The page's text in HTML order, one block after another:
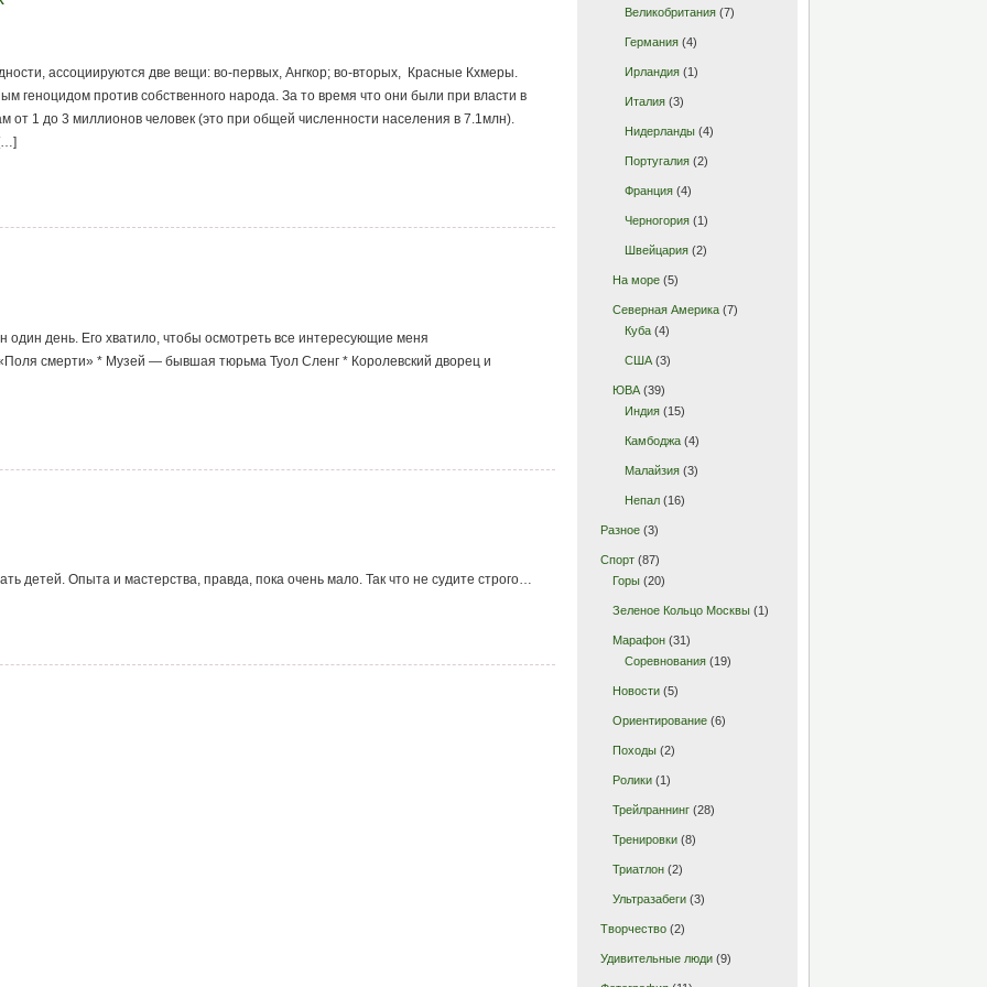
ассоциируются две вещи: во-первых, Ангкор; во-вторых, Красные Кхмеры.
геноцидом против собственного народа. За то время что они были при власти в
от 1 до 3 миллионов человек (это при общей численности населения в 7.1млн).
день. Его хватило, чтобы осмотреть все интересующие меня
смерти» * Музей — бывшая тюрьма Туол Сленг * Королевский дворец и
детей. Опыта и мастерства, правда, пока очень мало. Так что не судите строго…
Великобритания(7)
Германия(4)
Ирландия(1)
Италия(3)
Нидерланды(4)
Португалия(2)
Франция(4)
Черногория(1)
Швейцария(2)
На море(5)
Северная Америка(7)
Куба(4)
США(3)
ЮВА(39)
Индия(15)
Камбоджа(4)
Малайзия(3)
Непал(16)
Разное(3)
Спорт(87)
Горы(20)
Зеленое Кольцо Москвы(1)
Марафон(31)
Соревнования(19)
Новости(5)
Ориентирование(6)
Походы(2)
Ролики(1)
Трейлраннинг(28)
Тренировки(8)
Триатлон(2)
Ультразабеги(3)
Творчество(2)
Удивительные люди(9)